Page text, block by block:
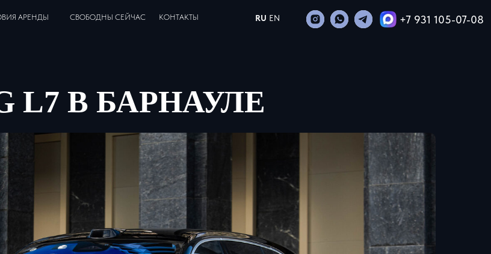
+7 931 105-07-08
АРЕНДЫ RU EN
СВОБОДНЫ СЕЙЧАС КОНТАКТЫ
L7 В БАРНАУЛЕ